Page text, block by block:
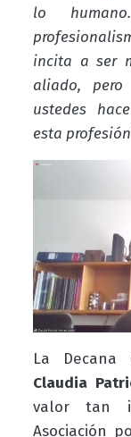
lo
incita a ser
aliado,
ustedes
esta
La
Claudia
valor tan
Asociación